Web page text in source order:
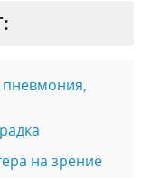
на зрение